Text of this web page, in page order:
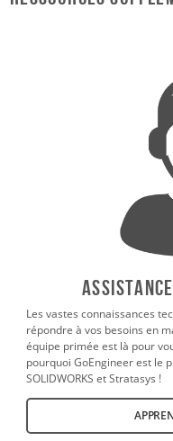
Les vastes connaissances
répondre à vos besoins en
équipe primée est là pour
pourquoi GoEngineer est le
SOLIDWORKS et Stratasys !